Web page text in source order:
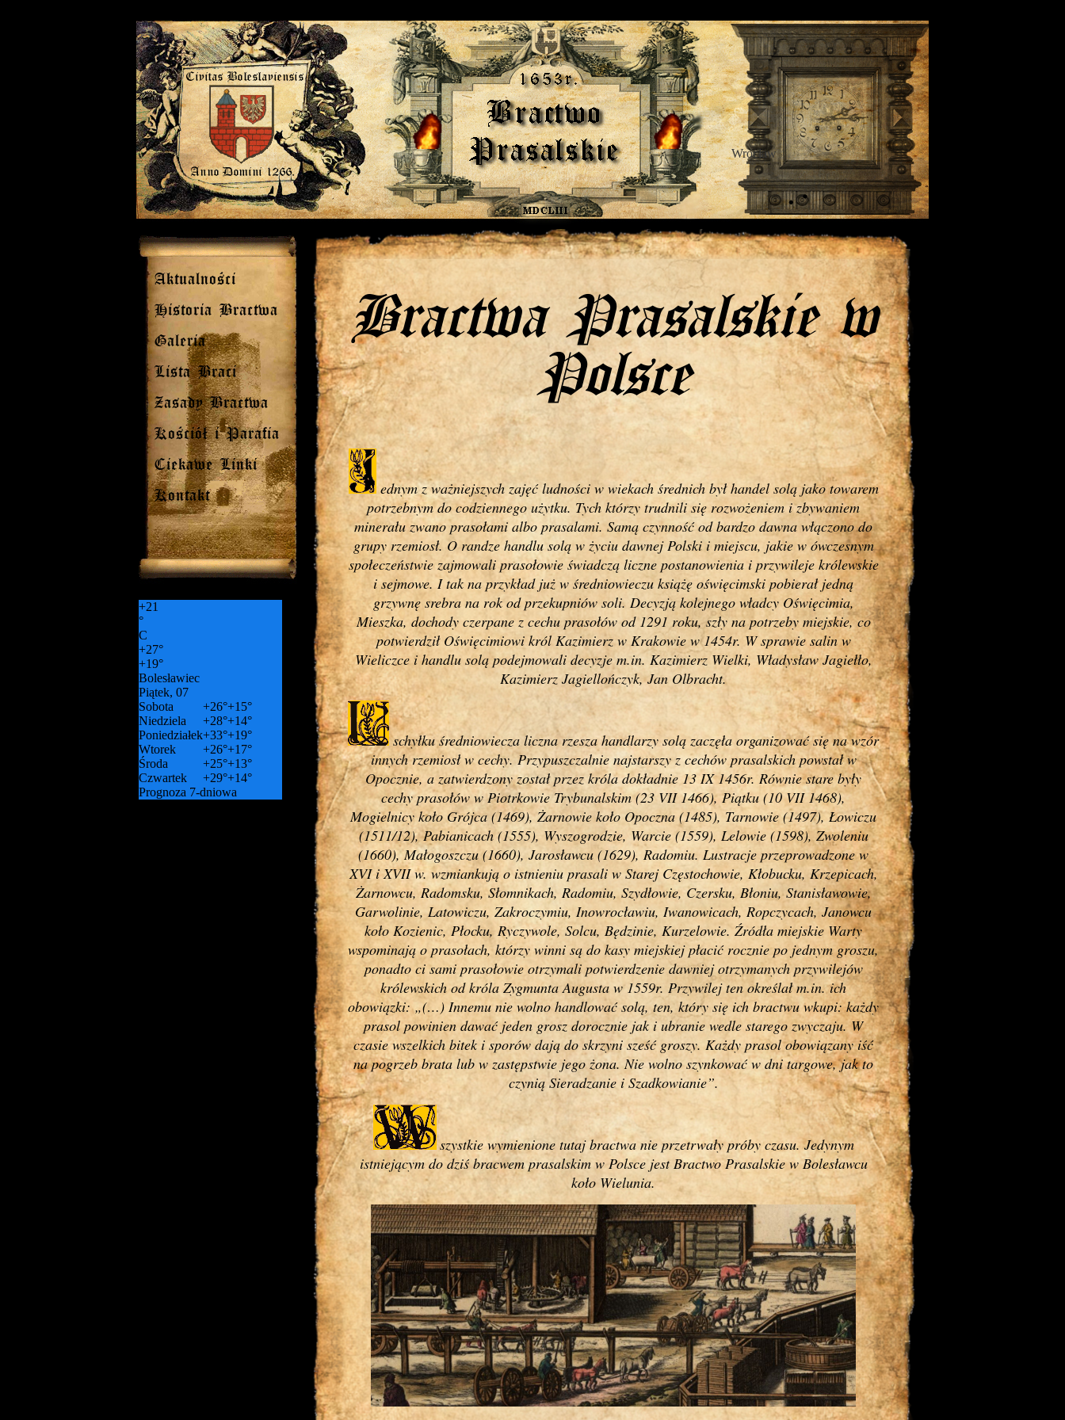
Wrocław
Aktualności
Historia Bractwa
Galeria
Lista Braci
Zasady Bractwa
Kościół i Parafia
Ciekawe Linki
Kontakt
+21
°
C
+27°
+19°
Bolesławiec
Piątek, 07
Sobota
+26°+15°
Niedziela
+28°+14°
Poniedziałek+33°+19°
Wtorek
+26°+17°
Środa
+25°+13°
Czwartek
+29°+14°
Prognoza 7-dniowa
Bractwa Prasalskie w
Polsce
ednym z ważniejszych zajęć ludności w wiekach średnich był handel solą jako towarem
potrzebnym do codziennego użytku. Tych którzy trudnili się rozwożeniem i zbywaniem
minerału zwano prasołami albo prasalami. Samą czynność od bardzo dawna włączono do
grupy rzemiosł. O randze handlu solą w życiu dawnej Polski i miejscu, jakie w ówczesnym
społeczeństwie zajmowali prasołowie świadczą liczne postanowienia i przywileje królewskie
i sejmowe. I tak na przykład już w średniowieczu książę oświęcimski pobierał jedną
grzywnę srebra na rok od przekupniów soli. Decyzją kolejnego władcy Oświęcimia,
Mieszka, dochody czerpane z cechu prasołów od 1291 roku, szły na potrzeby miejskie, co
potwierdził Oświęcimiowi król Kazimierz w Krakowie w 1454r. W sprawie salin w
Wieliczce i handlu solą podejmowali decyzje m.in. Kazimierz Wielki, Władysław Jagiełło,
Kazimierz Jagiellończyk, Jan Olbracht.
schyłku średniowiecza liczna rzesza handlarzy solą zaczęła organizować się na wzór
innych rzemiosł w cechy. Przypuszczalnie najstarszy z cechów prasalskich powstał w
Opocznie, a zatwierdzony został przez króla dokładnie 13 IX 1456r. Równie stare były
cechy prasołów w Piotrkowie Trybunalskim (23 VII 1466), Piątku (10 VII 1468),
Mogielnicy koło Grójca (1469), Żarnowie koło Opoczna (1485), Tarnowie (1497), Łowiczu
(1511/12), Pabianicach (1555), Wyszogrodzie, Warcie (1559), Lelowie (1598), Zwoleniu
(1660), Małogoszczu (1660), Jarosławcu (1629), Radomiu. Lustracje przeprowadzone w
XVI i XVII w. wzmiankują o istnieniu prasali w Starej Częstochowie, Kłobucku, Krzepicach,
Żarnowcu, Radomsku, Słomnikach, Radomiu, Szydłowie, Czersku, Błoniu, Stanisławowie,
Garwolinie, Latowiczu, Zakroczymiu, Inowrocławiu, Iwanowicach, Ropczycach, Janowcu
koło Kozienic, Płocku, Ryczywole, Solcu, Będzinie, Kurzelowie. Źródła miejskie Warty
wspominają o prasołach, którzy winni są do kasy miejskiej płacić rocznie po jednym groszu,
ponadto ci sami prasołowie otrzymali potwierdzenie dawniej otrzymanych przywilejów
królewskich od króla Zygmunta Augusta w 1559r. Przywilej ten określał m.in. ich
obowiązki: „(…) Innemu nie wolno handlować solą, ten, który się ich bractwu wkupi: każdy
prasol powinien dawać jeden grosz dorocznie jak i ubranie wedle starego zwyczaju. W
czasie wszelkich bitek i sporów dają do skrzyni sześć groszy. Każdy prasol obowiązany iść
na pogrzeb brata lub w zastępstwie jego żona. Nie wolno szynkować w dni targowe, jak to
czynią Sieradzanie i Szadkowianie”.
szystkie wymienione tutaj bractwa nie przetrwały próby czasu. Jedynym
istniejącym do dziś bracwem prasalskim w Polsce jest Bractwo Prasalskie w Bolesławcu
koło Wielunia.